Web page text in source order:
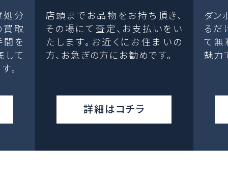
処分
取
間を
して
。
店頭までお品物をお持ち頂き、
その場にて査定、お支払いをい
たします。お近くにお住まいの
方、お急ぎの方にお勧めです。
詳細はコチラ
ダン
るだ
て無
魅力